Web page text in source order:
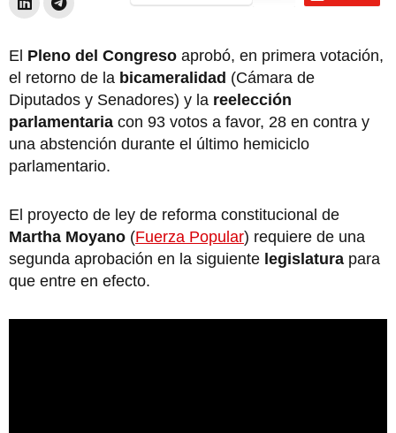
El Pleno del Congreso aprobó, en primera votación,
el retorno de la bicameralidad (Cámara de
Diputados y Senadores) y la reelección
parlamentaria con 93 votos a favor, 28 en contra y
una abstención durante el último hemiciclo
parlamentario.
El proyecto de ley de reforma constitucional de
Martha Moyano (Fuerza Popular) requiere de una
segunda aprobación en la siguiente legislatura para
que entre en efecto.